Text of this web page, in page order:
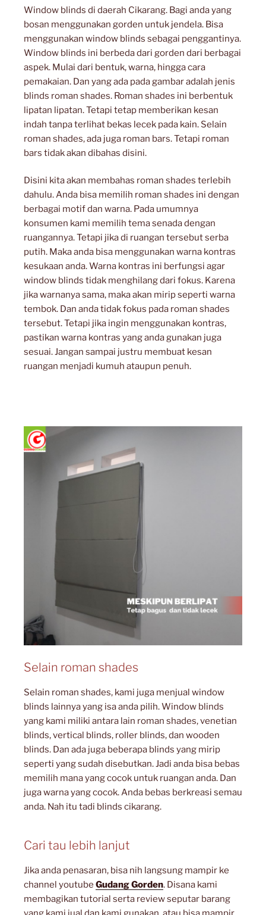
Window blinds di daerah Cikarang. Bagi anda yang
bosan menggunakan gorden untuk jendela. Bisa
menggunakan window blinds sebagai penggantinya.
Window blinds ini berbeda dari gorden dari berbagai
aspek. Mulai dari bentuk, warna, hingga cara
pemakaian. Dan yang ada pada gambar adalah jenis
blinds roman shades. Roman shades ini berbentuk
lipatan lipatan. Tetapi tetap memberikan kesan
indah tanpa terlihat bekas lecek pada kain. Selain
roman shades, ada juga roman bars. Tetapi roman
bars tidak akan dibahas disini.
Disini kita akan membahas roman shades terlebih
dahulu. Anda bisa memilih roman shades ini dengan
berbagai motif dan warna. Pada umumnya
konsumen kami memilih tema senada dengan
ruangannya. Tetapi jika di ruangan tersebut serba
putih. Maka anda bisa menggunakan warna kontras
kesukaan anda. Warna kontras ini berfungsi agar
window blinds tidak menghilang dari fokus. Karena
jika warnanya sama, maka akan mirip seperti warna
tembok. Dan anda tidak fokus pada roman shades
tersebut. Tetapi jika ingin menggunakan kontras,
pastikan warna kontras yang anda gunakan juga
sesuai. Jangan sampai justru membuat kesan
ruangan menjadi kumuh ataupun penuh.
Selain roman shades
Selain roman shades, kami juga menjual window
blinds lainnya yang isa anda pilih. Window blinds
yang kami miliki antara lain roman shades, venetian
blinds, vertical blinds, roller blinds, dan wooden
blinds. Dan ada juga beberapa blinds yang mirip
seperti yang sudah disebutkan. Jadi anda bisa bebas
memilih mana yang cocok untuk ruangan anda. Dan
juga warna yang cocok. Anda bebas berkreasi semau
anda. Nah itu tadi blinds cikarang.
Cari tau lebih lanjut
Jika anda penasaran, bisa nih langsung mampir ke
channel youtube Gudang Gorden. Disana kami
membagikan tutorial serta review seputar barang